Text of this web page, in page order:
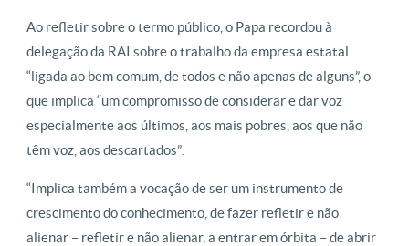
Ao refletir sobre o termo público, o Papa recordou à
delegação da RAI sobre o trabalho da empresa estatal
“ligada ao bem comum, de todos e não apenas de alguns”, o
que implica “um compromisso de considerar e dar voz
especialmente aos últimos, aos mais pobres, aos que não
têm voz, aos descartados”:
“Implica também a vocação de ser um instrumento de
crescimento do conhecimento, de fazer refletir e não
alienar – refletir e não alienar, a entrar em órbita – de abrir